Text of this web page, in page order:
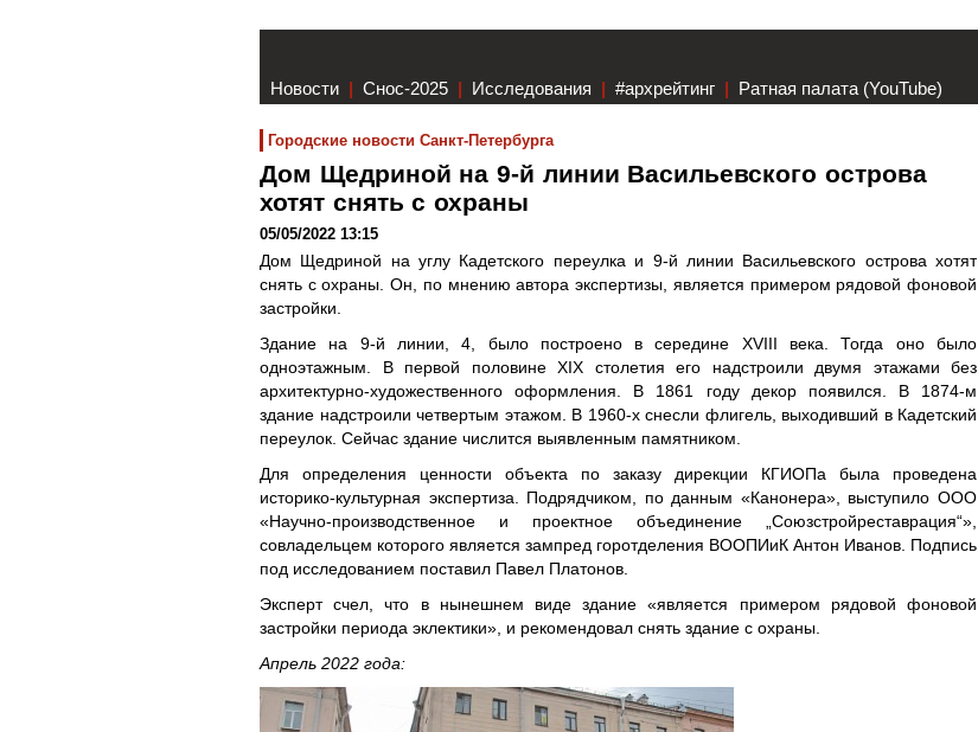
Новости | Снос-2025 | Исследования | #архрейтинг | Ратная палата (YouTube)
Городские новости Санкт-Петербурга
Дом Щедриной на 9-й линии Васильевского острова
хотят снять с охраны
05/05/2022 13:15
Дом Щедриной на углу Кадетского переулка и 9-й линии Васильевского острова хотят
снять с охраны. Он, по мнению автора экспертизы, является примером рядовой фоновой
застройки.
Здание на 9-й линии, 4, было построено в середине XVIII века. Тогда оно было
одноэтажным. В первой половине XIX столетия его надстроили двумя этажами без
архитектурно-художественного оформления. В 1861 году декор появился. В 1874-м
здание надстроили четвертым этажом. В 1960-х снесли флигель, выходивший в Кадетский
переулок. Сейчас здание числится выявленным памятником.
Для определения ценности объекта по заказу дирекции КГИОПа была проведена
историко-культурная экспертиза. Подрядчиком, по данным «Канонера», выступило ООО
«Научно-производственное и проектное объединение „Союзстройреставрация“»,
совладельцем которого является зампред горотделения ВООПИиК Антон Иванов. Подпись
под исследованием поставил Павел Платонов.
Эксперт счел, что в нынешнем виде здание «является примером рядовой фоновой
застройки периода эклектики», и рекомендовал снять здание с охраны.
Апрель 2022 года: